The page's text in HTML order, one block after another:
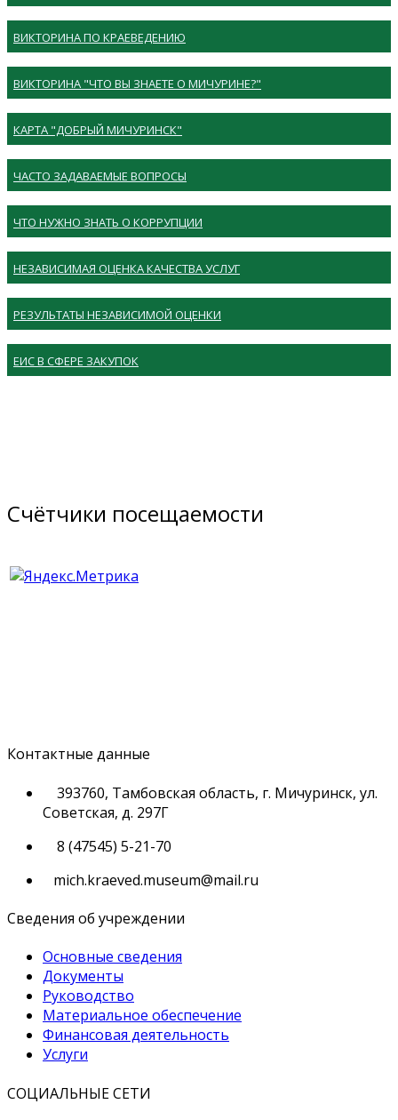
ВИКТОРИНА ПО КРАЕВЕДЕНИЮ
ВИКТОРИНА "ЧТО ВЫ ЗНАЕТЕ О МИЧУРИНЕ?"
КАРТА "ДОБРЫЙ МИЧУРИНСК"
ЧАСТО ЗАДАВАЕМЫЕ ВОПРОСЫ
ЧТО НУЖНО ЗНАТЬ О КОРРУПЦИИ
НЕЗАВИСИМАЯ ОЦЕНКА КАЧЕСТВА УСЛУГ
РЕЗУЛЬТАТЫ НЕЗАВИСИМОЙ ОЦЕНКИ
ЕИС В СФЕРЕ ЗАКУПОК
Счётчики посещаемости
Контактные данные
393760, Тамбовская область, г. Мичуринск, ул.
Советская, д. 297Г
8 (47545) 5-21-70
mich.kraeved.museum@mail.ru
Сведения об учреждении
Основные сведения
Документы
Руководство
Материальное обеспечение
Финансовая деятельность
Услуги
СОЦИАЛЬНЫЕ СЕТИ